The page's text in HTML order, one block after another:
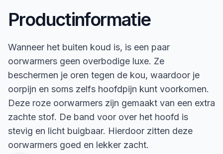
Productinformatie
Wanneer het buiten koud is, is een paar
oorwarmers geen overbodige luxe. Ze
beschermen je oren tegen de kou, waardoor je
oorpijn en soms zelfs hoofdpijn kunt voorkomen.
Deze roze oorwarmers zijn gemaakt van een extra
zachte stof. De band voor over het hoofd is
stevig en licht buigbaar. Hierdoor zitten deze
oorwarmers goed en lekker zacht.